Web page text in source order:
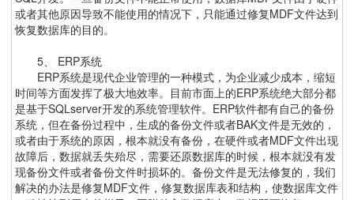
或者其他原因导致不能使用的情况下，只能通过修复MDF文件达到
恢复数据库的目的。
5、 ERP系统
ERP系统是现代企业管理的一种模式，为企业减少成本，缩短
时间等方面发挥了极大地效率。目前市面上的ERP系统绝大部分都
是基于SQLserver开发的系统管理软件。ERP软件都有自己的备份
系统，但在备份过程中，生成的备份文件或者BAK文件是无效的，
或者由于系统的原因，根本就没有备份，在硬件或者MDF文件出现
故障后，数据就丢失殆尽，需要还原数据库的时候，根本就没有发
现备份文件或者备份文件时损坏的。备份文件是无法修复的，我们
解决的办法是修复MDF文件，修复数据库表和结构，使数据库文件